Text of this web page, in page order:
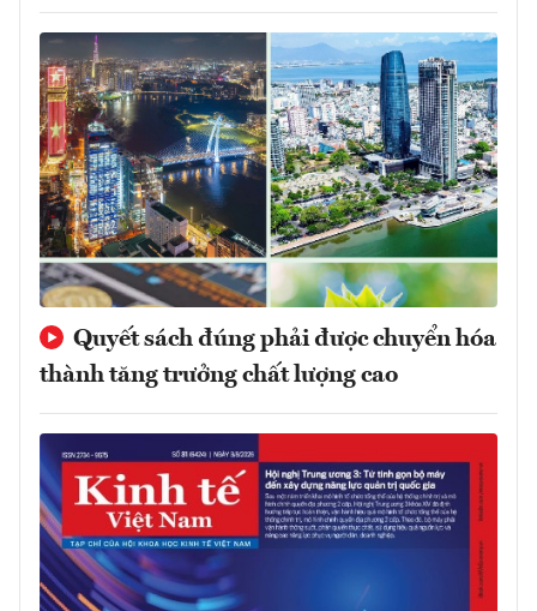
Quyết sách đúng phải được chuyển hóa
thành tăng trưởng chất lượng cao